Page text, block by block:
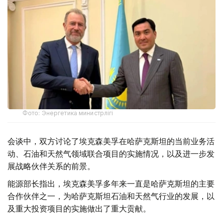
Фото: Энергетика министрлігі
会谈中，双方讨论了埃克森美孚在哈萨克斯坦的当前业务活
动、石油和天然气领域联合项目的实施情况，以及进一步发
展战略伙伴关系的前景。
能源部长指出，埃克森美孚多年来一直是哈萨克斯坦的主要
合作伙伴之一，为哈萨克斯坦石油和天然气行业的发展，以
及重大投资项目的实施做出了重大贡献。